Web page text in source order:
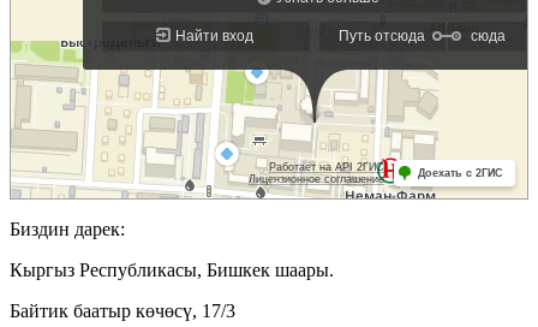
Биздин дарек:
Кыргыз Республикасы, Бишкек шаары.
Байтик баатыр көчөсү, 17/3